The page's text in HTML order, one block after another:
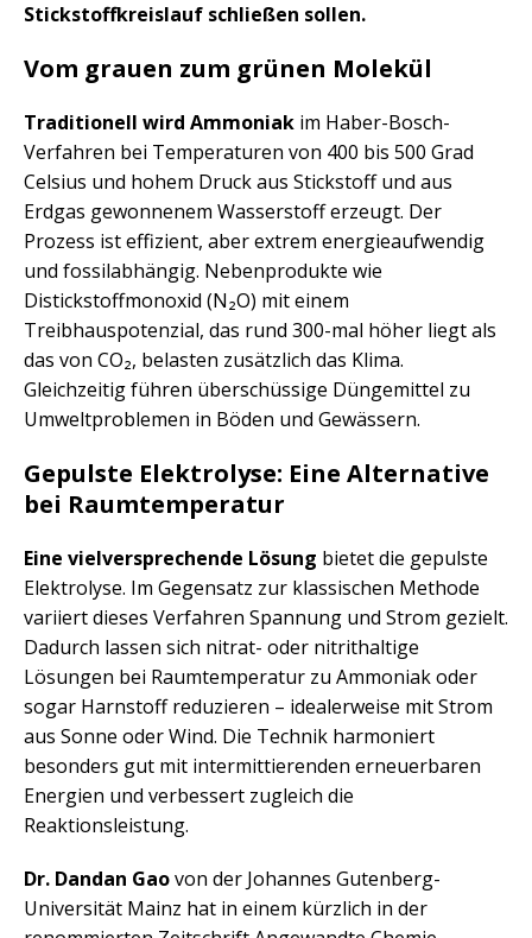
Stickstoffkreislauf schließen sollen.
Vom grauen zum grünen Molekül
Traditionell wird Ammoniak im Haber-Bosch-
Verfahren bei Temperaturen von 400 bis 500 Grad
Celsius und hohem Druck aus Stickstoff und aus
Erdgas gewonnenem Wasserstoff erzeugt. Der
Prozess ist effizient, aber extrem energieaufwendig
und fossilabhängig. Nebenprodukte wie
Distickstoffmonoxid (N₂O) mit einem
Treibhauspotenzial, das rund 300-mal höher liegt als
das von CO₂, belasten zusätzlich das Klima.
Gleichzeitig führen überschüssige Düngemittel zu
Umweltproblemen in Böden und Gewässern.
Gepulste Elektrolyse: Eine Alternative
bei Raumtemperatur
Eine vielversprechende Lösung bietet die gepulste
Elektrolyse. Im Gegensatz zur klassischen Methode
variiert dieses Verfahren Spannung und Strom gezielt.
Dadurch lassen sich nitrat- oder nitrithaltige
Lösungen bei Raumtemperatur zu Ammoniak oder
sogar Harnstoff reduzieren – idealerweise mit Strom
aus Sonne oder Wind. Die Technik harmoniert
besonders gut mit intermittierenden erneuerbaren
Energien und verbessert zugleich die
Reaktionsleistung.
Dr. Dandan Gaovon der Johannes Gutenberg-
Universität Mainz hat in einem kürzlich in der